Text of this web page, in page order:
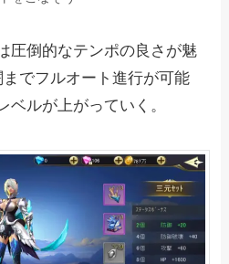
圧倒的なテンポの良さが魅
でフルオート進行が可能
ベルが上がっていく。